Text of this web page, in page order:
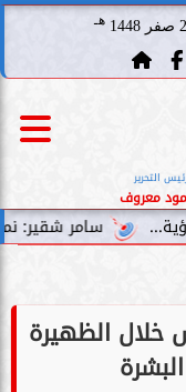
هـ
التحرير
معروف
شقير: نمو صناديق
الظهيرة